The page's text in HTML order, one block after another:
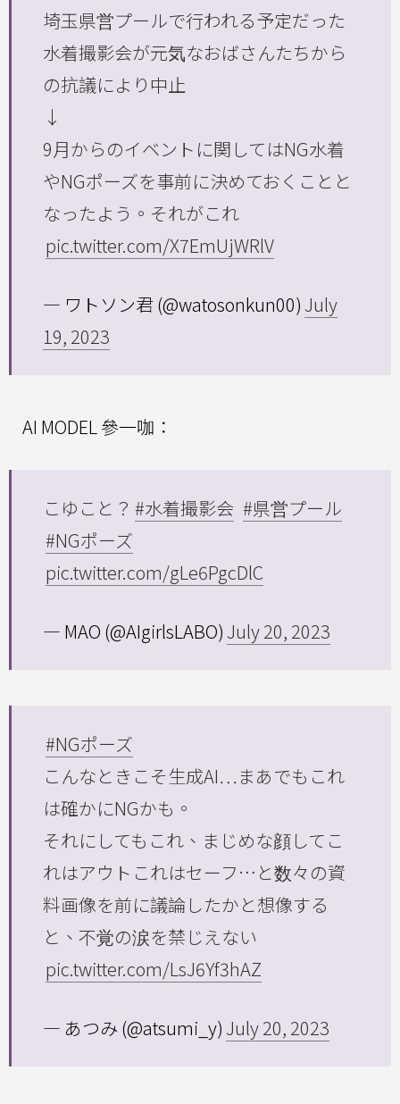
埼玉県営プールで行われる予定だった
水着撮影会が元気なおばさんたちから
の抗議により中止
↓
9月からのイベントに関してはNG水着
やNGポーズを事前に決めておくことと
なったよう。それがこれ
pic.twitter.com/X7EmUjWRlV
— ワトソン君 (@watosonkun00) July
19, 2023
AI MODEL 參一咖：
こゆこと？ #水着撮影会 #県営プール
#NGポーズ
pic.twitter.com/gLe6PgcDlC
— MAO (@AIgirlsLABO) July 20, 2023
#NGポーズ
こんなときこそ生成AI…まあでもこれ
は確かにNGかも。
それにしてもこれ、まじめな顔してこ
れはアウトこれはセーフ…と数々の資
料画像を前に議論したかと想像する
と、不覚の涙を禁じえない
pic.twitter.com/LsJ6Yf3hAZ
— あつみ (@atsumi_y) July 20, 2023